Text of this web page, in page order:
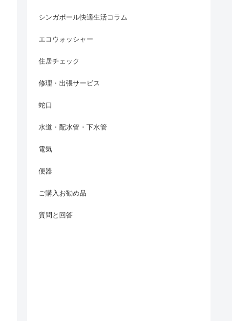
シンガポール快適生活コラム
エコウォッシャー
住居チェック
修理・出張サービス
蛇口
水道・配水管・下水管
電気
便器
ご購入お勧め品
質問と回答